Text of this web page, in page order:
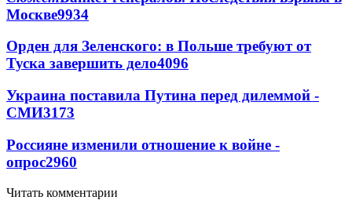
Москве9934
Орден для Зеленского: в Польше требуют от
Туска завершить дело4096
Украина поставила Путина перед дилеммой -
СМИ3173
Россияне изменили отношение к войне -
опрос2960
Читать комментарии